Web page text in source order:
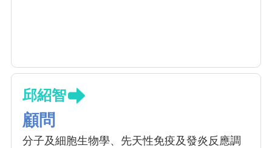
邱紹智
顧問
分子及細胞生物學、先天性免疫及發炎反應調